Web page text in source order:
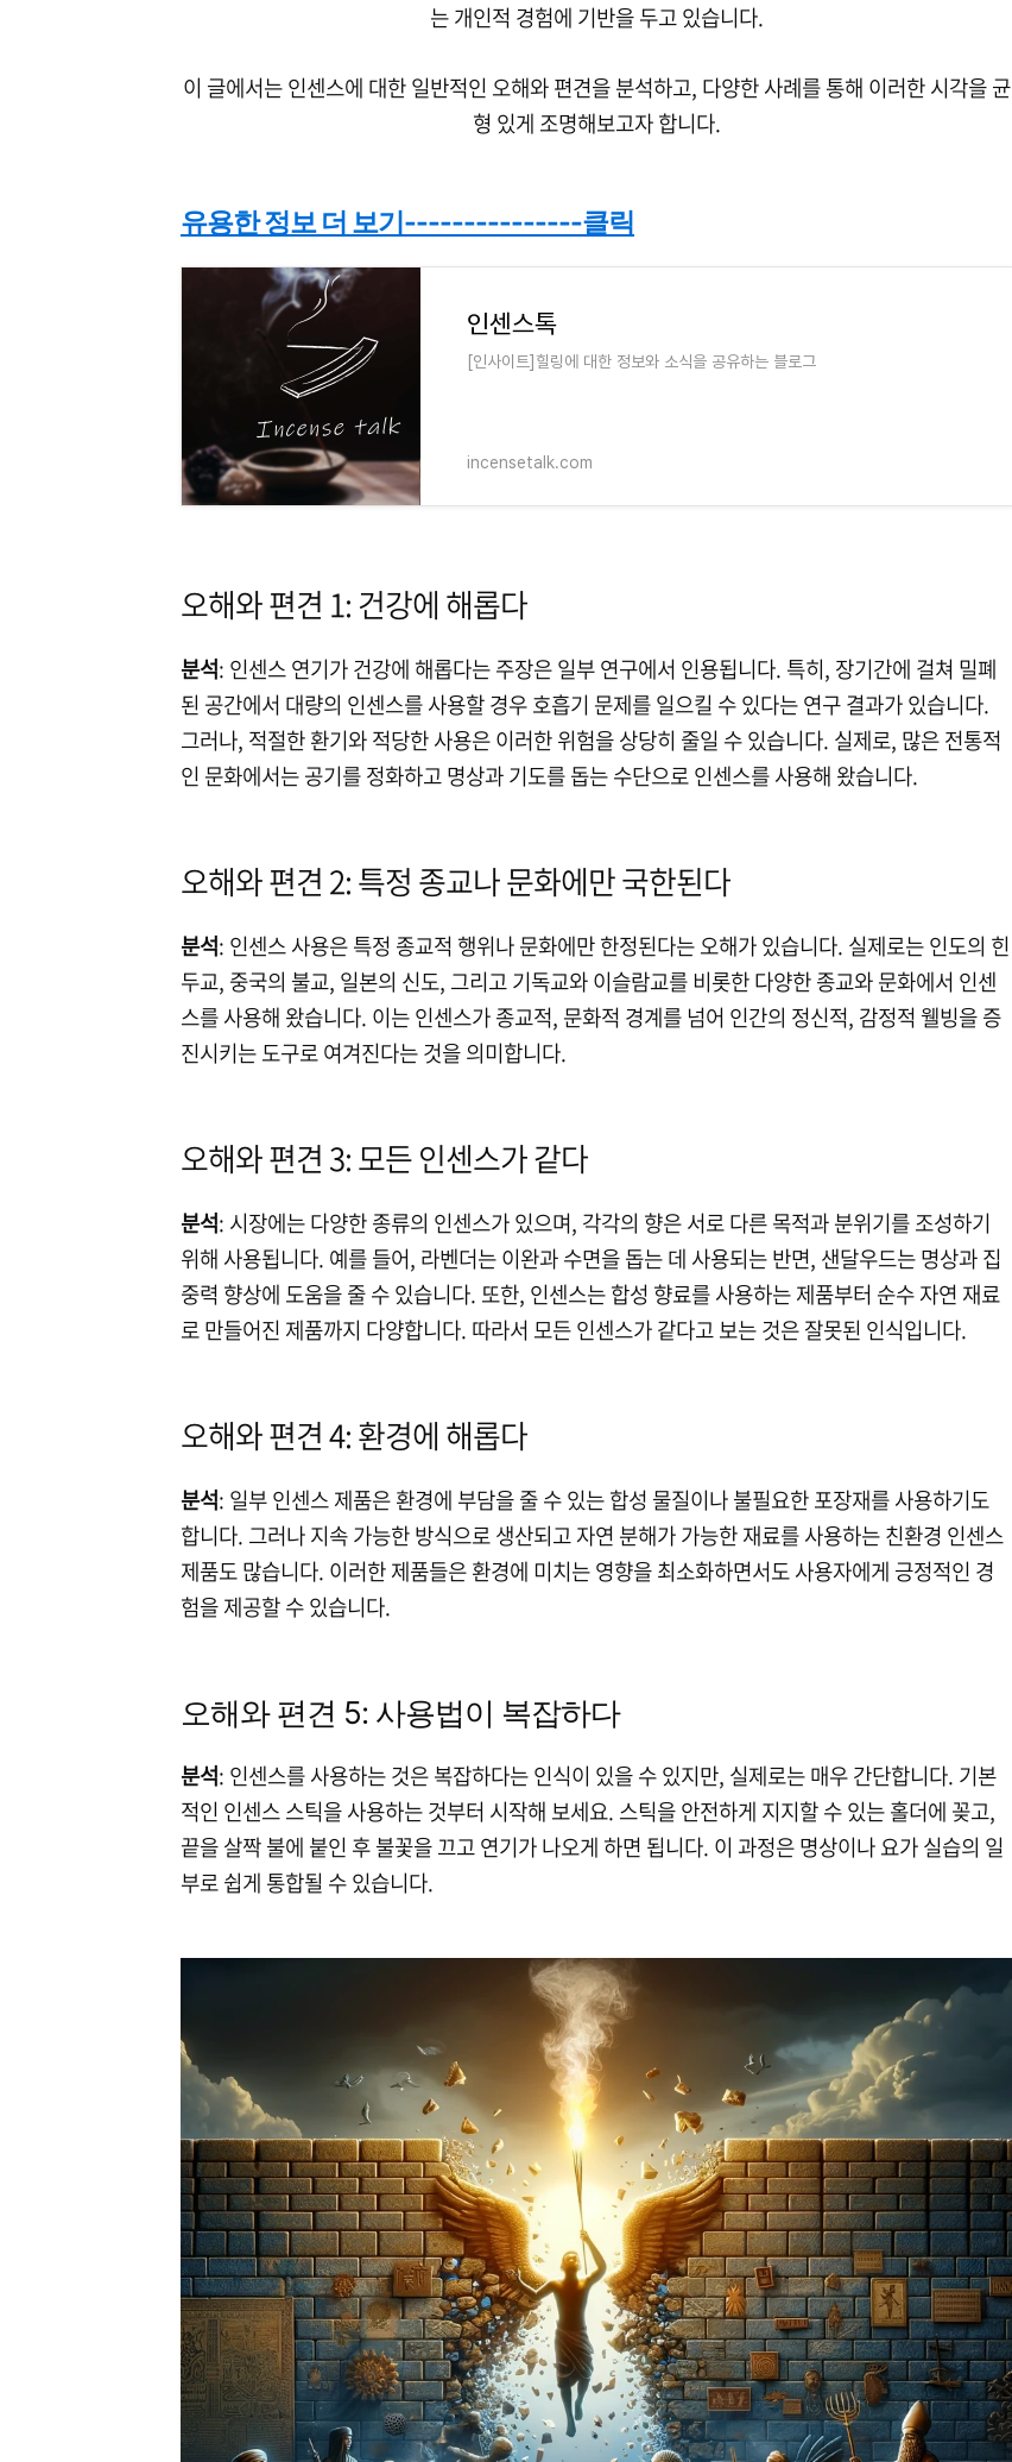
는 개인적 경험에 기반을 두고 있습니다.
이 글에서는 인센스에 대한 일반적인 오해와 편견을 분석하고, 다양한 사례를 통해 이러한 시각을 균
형 있게 조명해보고자 합니다.
유용한 정보 더 보기---------------클릭
인센스톡
[인사이트]힐링에 대한 정보와 소식을 공유하는 블로그
incensetalk.com
오해와 편견 1: 건강에 해롭다
분석: 인센스 연기가 건강에 해롭다는 주장은 일부 연구에서 인용됩니다. 특히, 장기간에 걸쳐 밀폐
된 공간에서 대량의 인센스를 사용할 경우 호흡기 문제를 일으킬 수 있다는 연구 결과가 있습니다.
그러나, 적절한 환기와 적당한 사용은 이러한 위험을 상당히 줄일 수 있습니다. 실제로, 많은 전통적
인 문화에서는 공기를 정화하고 명상과 기도를 돕는 수단으로 인센스를 사용해 왔습니다.
오해와 편견 2: 특정 종교나 문화에만 국한된다
분석: 인센스 사용은 특정 종교적 행위나 문화에만 한정된다는 오해가 있습니다. 실제로는 인도의 힌
두교, 중국의 불교, 일본의 신도, 그리고 기독교와 이슬람교를 비롯한 다양한 종교와 문화에서 인센
스를 사용해 왔습니다. 이는 인센스가 종교적, 문화적 경계를 넘어 인간의 정신적, 감정적 웰빙을 증
진시키는 도구로 여겨진다는 것을 의미합니다.
오해와 편견 3: 모든 인센스가 같다
분석: 시장에는 다양한 종류의 인센스가 있으며, 각각의 향은 서로 다른 목적과 분위기를 조성하기
위해 사용됩니다. 예를 들어, 라벤더는 이완과 수면을 돕는 데 사용되는 반면, 샌달우드는 명상과 집
중력 향상에 도움을 줄 수 있습니다. 또한, 인센스는 합성 향료를 사용하는 제품부터 순수 자연 재료
로 만들어진 제품까지 다양합니다. 따라서 모든 인센스가 같다고 보는 것은 잘못된 인식입니다.
오해와 편견 4: 환경에 해롭다
분석: 일부 인센스 제품은 환경에 부담을 줄 수 있는 합성 물질이나 불필요한 포장재를 사용하기도
합니다. 그러나 지속 가능한 방식으로 생산되고 자연 분해가 가능한 재료를 사용하는 친환경 인센스
제품도 많습니다. 이러한 제품들은 환경에 미치는 영향을 최소화하면서도 사용자에게 긍정적인 경
험을 제공할 수 있습니다.
오해와 편견 5: 사용법이 복잡하다
분석: 인센스를 사용하는 것은 복잡하다는 인식이 있을 수 있지만, 실제로는 매우 간단합니다. 기본
적인 인센스 스틱을 사용하는 것부터 시작해 보세요. 스틱을 안전하게 지지할 수 있는 홀더에 꽂고,
끝을 살짝 불에 붙인 후 불꽃을 끄고 연기가 나오게 하면 됩니다. 이 과정은 명상이나 요가 실습의 일
부로 쉽게 통합될 수 있습니다.